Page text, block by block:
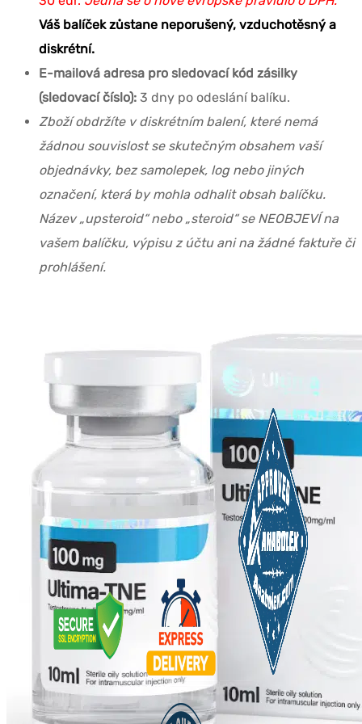
Váš balíček zůstane neporušený, vzduchotěsný a
diskrétní.
E-mailová adresa pro sledovací kód zásilky
(sledovací číslo): 3 dny po odeslání balíku.
Zboží obdržíte v diskrétním balení, které nemá
žádnou souvislost se skutečným obsahem vaší
objednávky, bez samolepek, log nebo jiných
označení, která by mohla odhalit obsah balíčku.
Název „upsteroid“ nebo „steroid“ se NEOBJEVÍ na
vašem balíčku, výpisu z účtu ani na žádné faktuře či
prohlášení.